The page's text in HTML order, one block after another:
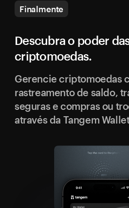
Finalmente
Descubra o poder
criptomoedas.
Gerencie criptomoedas
rastreamento de saldo,
seguras e compras ou
através da Tangem